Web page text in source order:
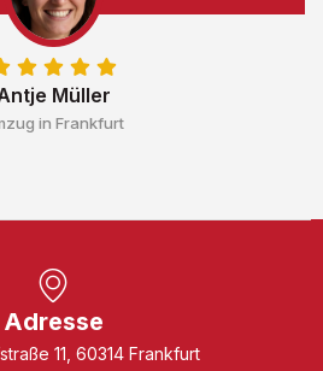
Müller
in Frankfurt
Adresse
11, 60314 Frankfurt